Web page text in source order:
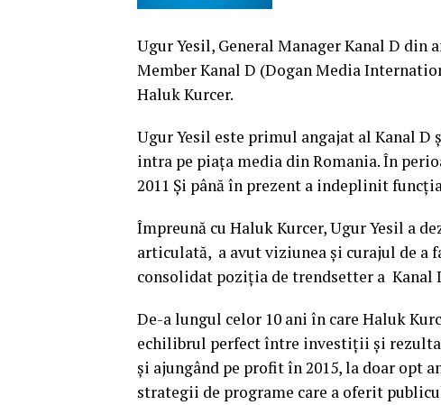
Ugur Yesil, General Manager Kanal D din
Member Kanal D (Dogan Media
Haluk Kurcer.
Ugur Yesil este primul angajat al Kanal D
intra pe piaţa media din Romania. În
2011 Și până în prezent a indeplinit
Împreună cu Haluk Kurcer, Ugur Yesil a
articulată, a avut viziunea şi curajul de a
consolidat poziţia de trendsetter a Kanal
De-a lungul celor 10 ani în care Haluk
echilibrul perfect între investiţii şi
şi ajungând pe profit în 2015, la doar opt
strategii de programe care a oferit